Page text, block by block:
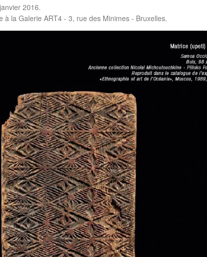
2016.
à la Galerie ART4 - 3, rue des Minimes - Bruxelles.